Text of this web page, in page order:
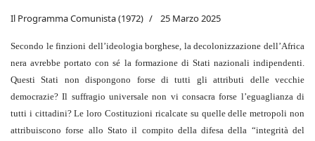
Il Programma Comunista (1972) 25 Marzo 2025
Secondo le finzioni dell’ideologia borghese, la decolonizzazione dell’Africa
nera avrebbe portato con sé la formazione di Stati nazionali indipendenti.
Questi Stati non dispongono forse di tutti gli attributi delle vecchie
democrazie? Il suffragio universale non vi consacra forse l’eguaglianza di
tutti i cittadini? Le loro Costituzioni ricalcate su quelle delle metropoli non
attribuiscono forse allo Stato il compito della difesa della “integrità del